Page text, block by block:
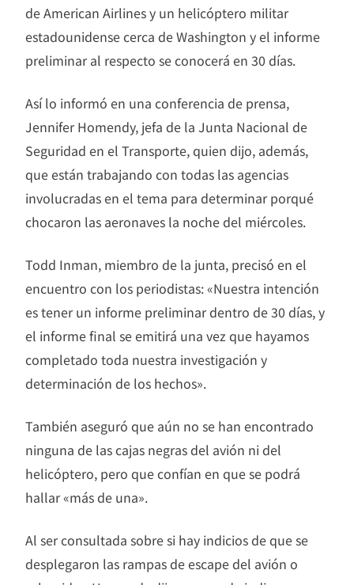
de American Airlines y un helicóptero militar
estadounidense cerca de Washington y el informe
preliminar al respecto se conocerá en 30 días.
Así lo informó en una conferencia de prensa,
Jennifer Homendy, jefa de la Junta Nacional de
Seguridad en el Transporte, quien dijo, además,
que están trabajando con todas las agencias
involucradas en el tema para determinar porqué
chocaron las aeronaves la noche del miércoles.
Todd Inman, miembro de la junta, precisó en el
encuentro con los periodistas: «Nuestra intención
es tener un informe preliminar dentro de 30 días, y
el informe final se emitirá una vez que hayamos
completado toda nuestra investigación y
determinación de los hechos».
También aseguró que aún no se han encontrado
ninguna de las cajas negras del avión ni del
helicóptero, pero que confían en que se podrá
hallar «más de una».
Al ser consultada sobre si hay indicios de que se
desplegaron las rampas de escape del avión o